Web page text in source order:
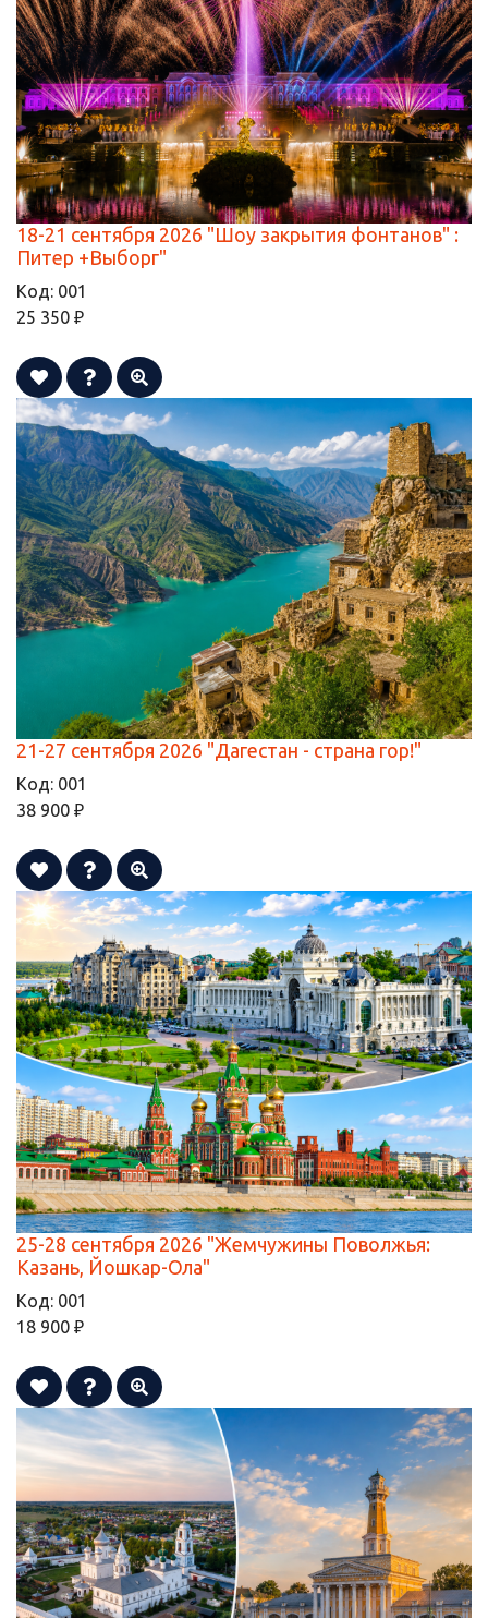
18-21 сентября 2026 "Шоу закрытия фонтанов" :
Питер +Выборг"
Код: 001
25 350 ₽
21-27 сентября 2026 "Дагестан - страна гор!"
Код: 001
38 900 ₽
25-28 сентября 2026 "Жемчужины Поволжья:
Казань, Йошкар-Ола"
Код: 001
18 900 ₽